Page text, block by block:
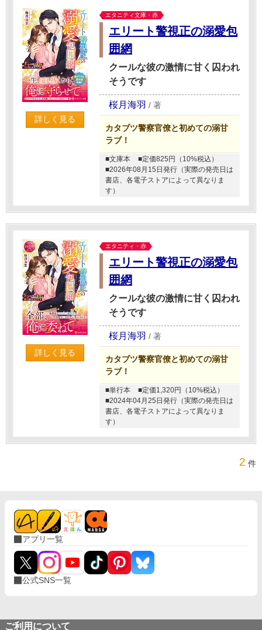
詳しく見る
エタニティ文庫・赤
エリート警視正の溺愛包
囲網
クールな彼の激情に甘く囚われ
そうです
桜月海羽 / 著
カタブツ警察官僚と初めての溺甘
ラブ！
■文庫本
■定価825円（10%税込）
■2026年08月15日発行（実際の発売日は
書店、各電子ストアによって異なりま
す）
詳しく見る
エタニティ・赤
エリート警視正の溺愛包
囲網
クールな彼の激情に甘く囚われ
そうです
桜月海羽 / 著
カタブツ警察官僚と初めての溺甘
ラブ！
■単行本
■定価1,320円（10%税込）
■2024年04月25日発行（実際の発売日は
書店、各電子ストアによって異なりま
す）
2 件
アプリ一覧
公式SNS一覧
ご利用について